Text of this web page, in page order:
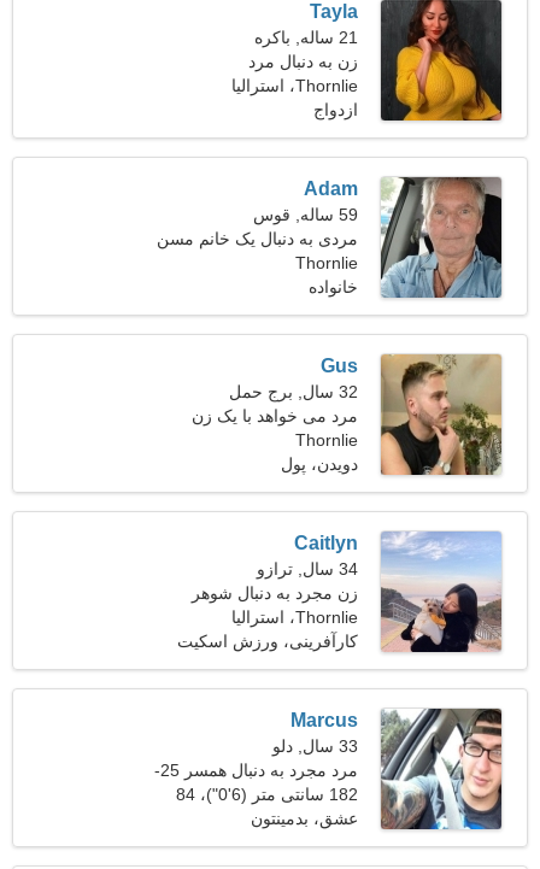
Tayla
21 ساله, باکره
زن به دنبال مرد
Thornlie، استرالیا
ازدواج
Adam
59 ساله, قوس
مردی به دنبال یک خانم مسن
48-55
Thornlie
خانواده
Gus
32 سال, برج حمل
مرد می خواهد با یک زن
ملاقات کند 21-29
Thornlie
دویدن، پول
Caitlyn
34 سال, ترازو
زن مجرد به دنبال شوهر
Thornlie، استرالیا
کارآفرینی، ورزش اسکیت
بورد
Marcus
33 سال, دلو
مرد مجرد به دنبال همسر 25-
31
182 سانتی متر (6'0")، 84
کیلوگرم (185 پوند)
عشق، بدمینتون